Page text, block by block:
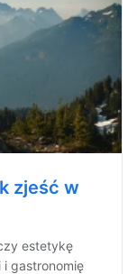
zjeść w
estetykę
i gastronomię